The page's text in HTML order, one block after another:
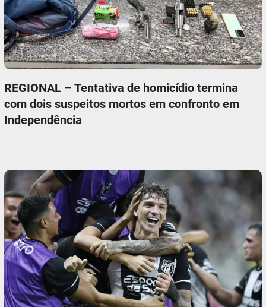
REGIONAL – Tentativa de homicídio termina
com dois suspeitos mortos em confronto em
Independência